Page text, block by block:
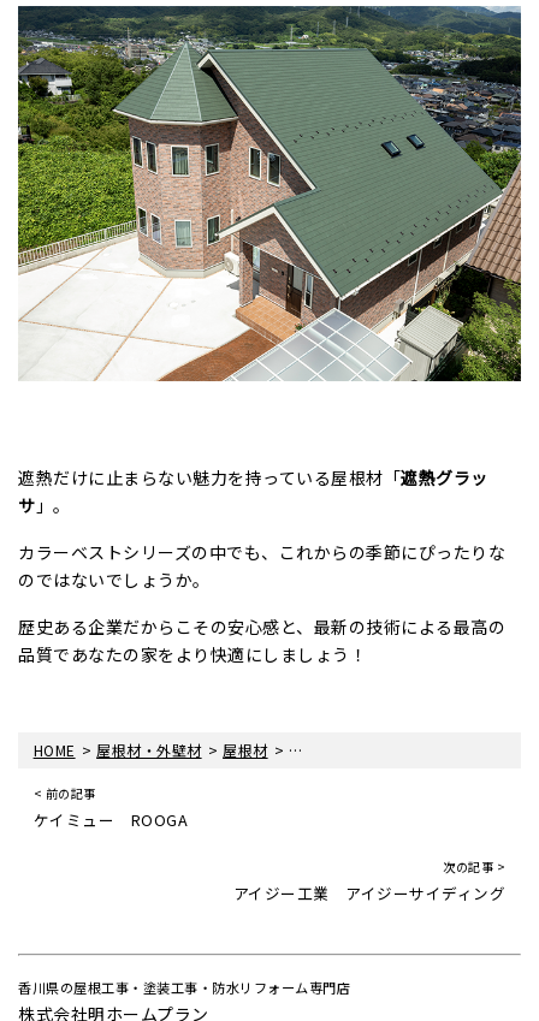
遮熱だけに止まらない魅力を持っている屋根材「遮熱グラッ
サ 」。
カラーベストシリーズの中でも、これからの季節にぴったりな
のではないでしょうか。
歴史ある企業だからこその安心感と、最新の技術による最高の
品質であなたの家をより快適にしましょう！
HOME >屋根材・外壁材 >屋根材 > ケイミュー コロニアル遮熱グラッサ
< 前の記事
ケイミュー ROOGA
次の記事 >
アイジー工業 アイジーサイディング
香川県の屋根工事・塗装工事・防水リフォーム専門店
株式会社明ホームプラン